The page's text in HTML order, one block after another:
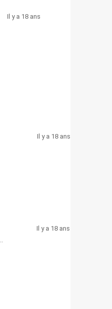
Il y a 18 ans
Il y a 18 ans
Il y a 18 ans